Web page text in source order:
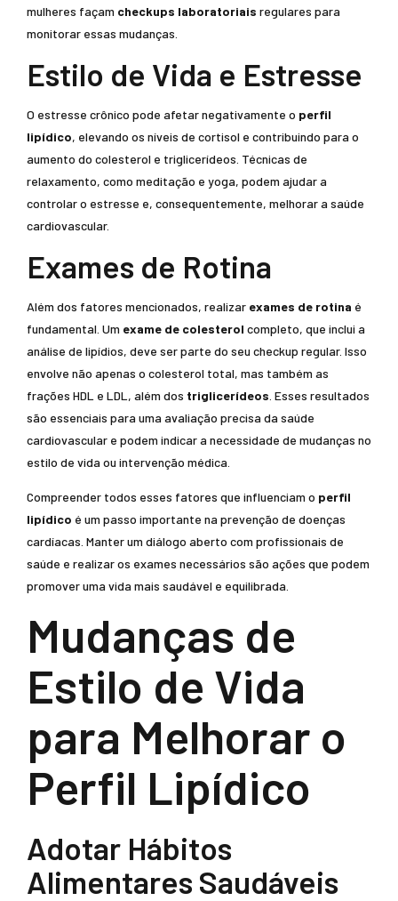
mulheres façam checkups laboratoriais regulares para
monitorar essas mudanças.
Estilo de Vida e Estresse
O estresse crônico pode afetar negativamente o perfil
lipídico, elevando os níveis de cortisol e contribuindo para o
aumento do colesterol e triglicerídeos. Técnicas de
relaxamento, como meditação e yoga, podem ajudar a
controlar o estresse e, consequentemente, melhorar a saúde
cardiovascular.
Exames de Rotina
Além dos fatores mencionados, realizar exames de rotina é
fundamental. Um exame de colesterol completo, que inclui a
análise de lipídios, deve ser parte do seu checkup regular. Isso
envolve não apenas o colesterol total, mas também as
frações HDL e LDL, além dos triglicerídeos . Esses resultados
são essenciais para uma avaliação precisa da saúde
cardiovascular e podem indicar a necessidade de mudanças no
estilo de vida ou intervenção médica.
Compreender todos esses fatores que influenciam o perfil
lipídico é um passo importante na prevenção de doenças
cardíacas. Manter um diálogo aberto com profissionais de
saúde e realizar os exames necessários são ações que podem
promover uma vida mais saudável e equilibrada.
Mudanças de
Estilo de Vida
para Melhorar o
Perfil Lipídico
Adotar Hábitos
Alimentares Saudáveis